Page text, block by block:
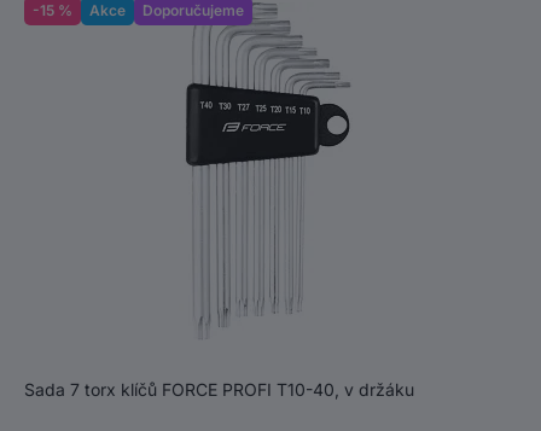
-15 % Akce Doporučujeme
Sada 7 torx klíčů FORCE PROFI T10-40, v držáku